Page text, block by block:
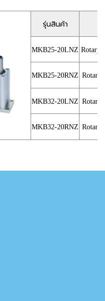
รุ่นสินค้า
MKB25-20LNZ Rotary
MKB25-20RNZ Rotary
MKB32-20LNZ Rotary
MKB32-20RNZ Rotary